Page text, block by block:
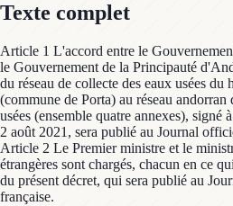
Texte complet
Article 1 L'accord entre le
le Gouvernement de la Principauté
du réseau de collecte des eaux usées du
(commune de Porta) au réseau andorran
usées (ensemble quatre annexes),
2 août 2021, sera publié au Journal
Article 2 Le Premier ministre et le
étrangères sont chargés, chacun en ce
du présent décret, qui sera publié au
française.